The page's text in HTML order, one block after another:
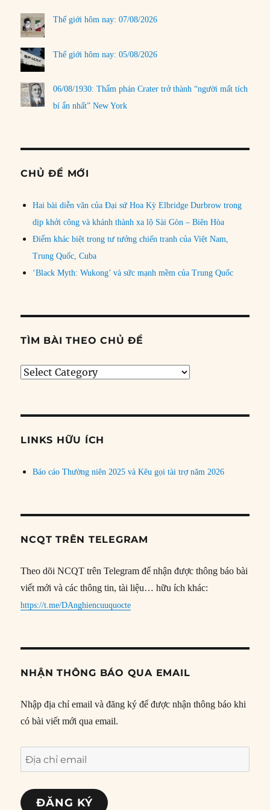
Thế giới hôm nay: 07/08/2026
Thế giới hôm nay: 05/08/2026
06/08/1930: Thẩm phán Crater trở thành “người mất tích
bí ẩn nhất” New York
CHỦ ĐỀ MỚI
Hai bài diễn văn của Đại sứ Hoa Kỳ Elbridge Durbrow trong
dịp khởi công và khánh thành xa lộ Sài Gòn – Biên Hòa
Điểm khác biệt trong tư tưởng chiến tranh của Việt Nam,
Trung Quốc, Cuba
‘Black Myth: Wukong’ và sức mạnh mềm của Trung Quốc
TÌM BÀI THEO CHỦ ĐỀ
Tìm
đề
LINKS HỮU ÍCH
Báo cáo Thường niên 2025 và Kêu gọi tài trợ năm 2026
NCQT TRÊN TELEGRAM
Theo dõi NCQT trên Telegram để nhận được thông báo bài
viết mới và các thông tin, tài liệu… hữu ích khác:
https://t.me/DAnghiencuuquocte
NHẬN THÔNG BÁO QUA EMAIL
Nhập địa chỉ email và đăng ký để được nhận thông báo khi
có bài viết mới qua email.
Địa
chỉ
email
ĐĂNG KÝ